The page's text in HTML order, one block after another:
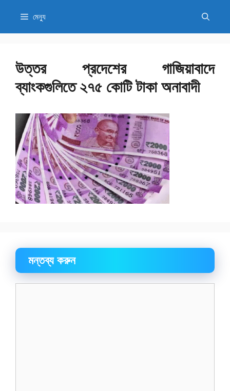
যান
মেন্যু
উত্তর প্রদেশের গাজিয়াবাদে
ব্যাংকগুলিতে ২৭৫ কোটি টাকা অনাবাদী
মন্তব্য করুন